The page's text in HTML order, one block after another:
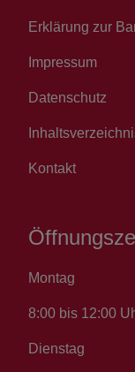
Erklärung zur
Impressum
Datenschutz
Kontakt
Montag
8:00 bis 12:00
Dienstag